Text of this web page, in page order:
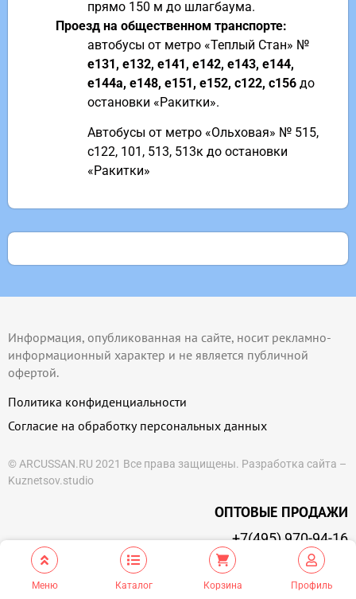
прямо 150 м до шлагбаума.
Проезд на общественном транспорте:
автобусы от метро «Теплый Стан» №
е131, е132, е141, е142, е143, е144,
е144а, е148, е151, е152, с122, с156 до
остановки «Ракитки».
Автобусы от метро «Ольховая» № 515,
с122, 101, 513, 513к до остановки
«Ракитки»
Меню Каталог Корзина Профиль
Информация, опубликованная на сайте, носит рекламно-
информационный характер и не является публичной
офертой.
Политика конфиденциальности
Согласие на обработку персональных данных
© ARCUSSAN.RU 2021 Все права защищены. Разработка сайта –
Kuznetsov.studio
ОПТОВЫЕ ПРОДАЖИ
+7(495) 970-94-16
+7 (495) 661-81-80